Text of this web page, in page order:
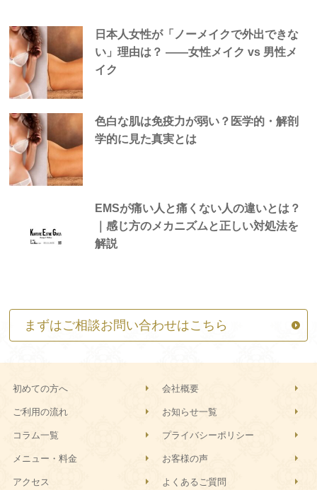
日本人女性が「ノーメイクで外出できな
い」理由は？ —―女性メイク vs 男性メ
イク
色白な肌は免疫力が弱い？医学的・解剖
学的に見た真実とは
EMSが痛い人と痛くない人の違いとは？
｜感じ方のメカニズムと正しい対処法を
解説
まずはご相談お問い合わせはこちら
初めての方へ 会社概要
ご利用の流れ お知らせ一覧
コラム一覧 プライバシーポリシー
メニュー・料金 お客様の声
アクセス よくあるご質問